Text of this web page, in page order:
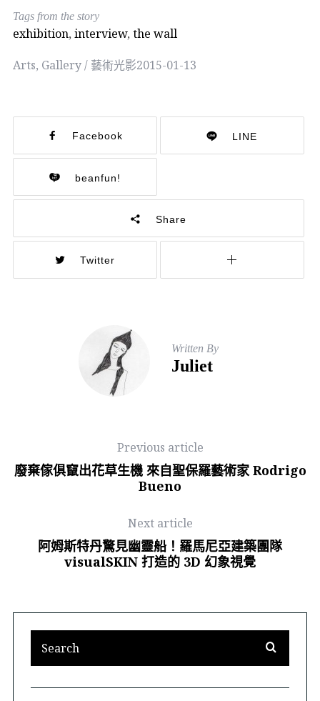
Tags from the story
exhibition, interview, the wall
Arts, Gallery / 藝術光影2015-01-13
Facebook LINE
beanfun!
Share
Twitter
Written By
Juliet
Previous article
廢棄傢俱竄出花草生機 來自聖保羅藝術家 Rodrigo
Bueno
Next article
阿姆斯特丹驚見幽靈船！羅馬尼亞建築團隊
visualSKIN 打造的 3D 幻象視覺